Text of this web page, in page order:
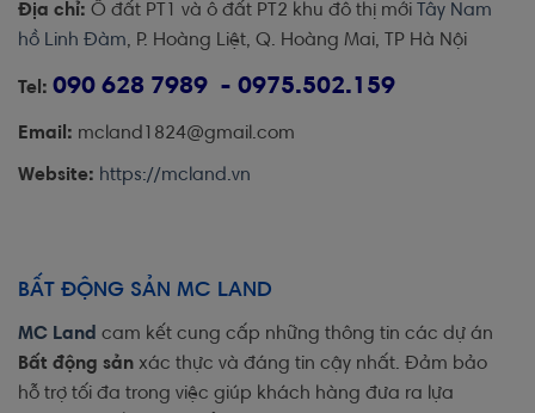
Địa chỉ: Ô đất PT1 và ô đất PT2 khu đô thị mới
Tây Nam
hồ Linh Đàm, P. Hoàng Liệt, Q. Hoàng Mai, TP Hà Nội
Tel: 090 628 7989 - 0975.502.159
Email: mcland1824@gmail.com
Website: https://mcland.vn
BẤT ĐỘNG SẢN MC LAND
MC Land cam kết cung cấp những thông tin các dự án
Bất động sản xác thực và đáng tin cậy nhất. Đảm bảo
hỗ trợ tối đa trong việc giúp khách hàng đưa ra lựa